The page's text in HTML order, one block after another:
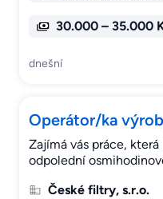
30.000 – 35.000
dnešní
Operátor/ka
Zajímá vás práce,
odpolední
České filtry, s.r.o.